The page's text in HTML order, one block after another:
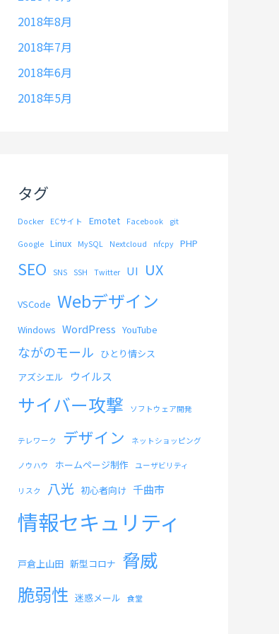
2018年8月
2018年7月
2018年6月
2018年5月
タグ
Docker ECサイト Emotet Facebook git
Google Linux MySQL Nextcloud nfcpy PHP
SEO SNS SSH Twitter UI UX
VSCode Webデザイン
Windows WordPress YouTube
ながのモール ひとり情シス
アズシエル
ウイルス
サイバー攻撃 ソフトウェア開発
テレワーク デザイン ネットショッピング
ノウハウ ホームページ制作 ユーザビリティ
リスク 八光 初心者向け 千曲市
情報セキュリティ
戸倉上山田 新型コロナ 脅威
脆弱性 迷惑メール 食堂